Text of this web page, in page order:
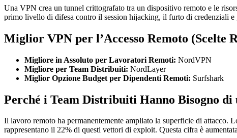
Una VPN crea un tunnel crittografato tra un dispositivo remoto e le
primo livello di difesa contro il session hijacking, il furto di credenziali
Miglior VPN per l’Accesso Remoto (Scelte
Migliore in Assoluto per Lavoratori Remoti: NordVPN
Migliore per Team Distribuiti: NordLayer
Miglior Opzione Budget per Dipendenti Remoti: Surfshark
Perché i Team Distribuiti Hanno Bisogno di
Il lavoro remoto ha permanentemente ampliato la superficie di
rappresentano il 22% di questi vettori di exploit. Questa cifra è